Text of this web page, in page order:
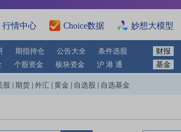
行情中心 Choice数据 妙想大模型
期指持仓 公告大全 条件选股 财报
个股资金 板块资金 沪 港 通 基金
股 期货 外汇 黄金 自选股 自选基金